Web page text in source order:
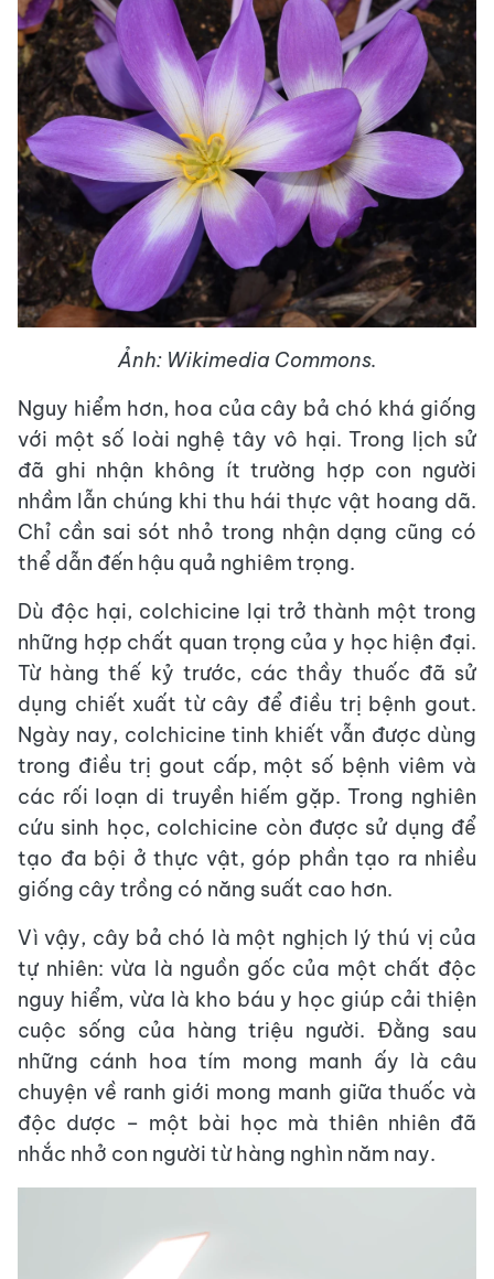
Ảnh: Wikimedia Commons.
Nguy hiểm hơn, hoa của cây bả chó khá giống
với một số loài nghệ tây vô hại. Trong lịch sử
đã ghi nhận không ít trường hợp con người
nhầm lẫn chúng khi thu hái thực vật hoang dã.
Chỉ cần sai sót nhỏ trong nhận dạng cũng có
thể dẫn đến hậu quả nghiêm trọng.
Dù độc hại, colchicine lại trở thành một trong
những hợp chất quan trọng của y học hiện đại.
Từ hàng thế kỷ trước, các thầy thuốc đã sử
dụng chiết xuất từ cây để điều trị bệnh gout.
Ngày nay, colchicine tinh khiết vẫn được dùng
trong điều trị gout cấp, một số bệnh viêm và
các rối loạn di truyền hiếm gặp. Trong nghiên
cứu sinh học, colchicine còn được sử dụng để
tạo đa bội ở thực vật, góp phần tạo ra nhiều
giống cây trồng có năng suất cao hơn.
Vì vậy, cây bả chó là một nghịch lý thú vị của
tự nhiên: vừa là nguồn gốc của một chất độc
nguy hiểm, vừa là kho báu y học giúp cải thiện
cuộc sống của hàng triệu người. Đằng sau
những cánh hoa tím mong manh ấy là câu
chuyện về ranh giới mong manh giữa thuốc và
độc dược – một bài học mà thiên nhiên đã
nhắc nhở con người từ hàng nghìn năm nay.